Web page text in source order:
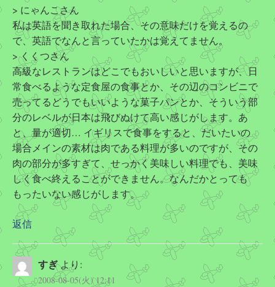
> にゃんこさん
私は英語を聞き取れた場合、その意味だけを覚えるの
で、英語でなんと言っていたかは覚えてません。
> くくつさん
高級なレストランはどこでもおいしいと思いますが、日
常食べるような定食屋の食事とか、その辺のコンビニで
売ってるどうでもいいような菓子パンとか、そういう部
分のレベルが日本は飛びぬけて高い感じがします。あ
と、量が適切… イギリスで食事をすると、だいたいの
場合メインの素材は肉である料理が多いのですが、その
肉の部分が多すぎて、せっかく美味しい料理でも、美味
しく食べ終えることができません。なんだかとっても
もったいない感じがします。
返信
すぎより:
2008-08-05(火) 12:11